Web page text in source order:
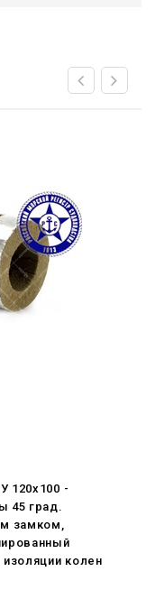
120x100 -
45 град.
замком,
колен
которая с